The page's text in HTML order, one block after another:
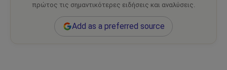
πρώτος τις σημαντικότερες ειδήσεις και αναλύσεις.
Add as a preferred source